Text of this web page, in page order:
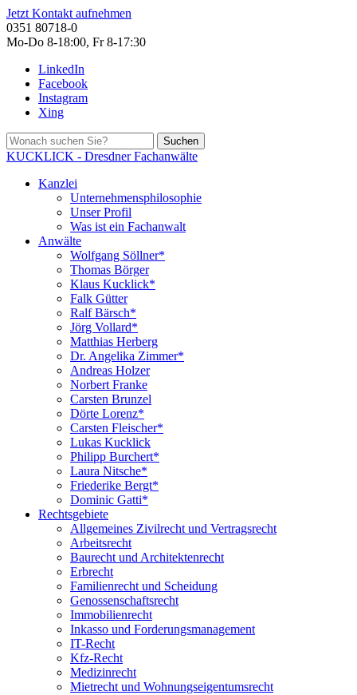
Jetzt Kontakt aufnehmen
0351 80718-0
Mo-Do 8-18:00, Fr 8-17:30
LinkedIn
Facebook
Instagram
Xing
Suchen
KUCKLICK - Dresdner Fachanwälte
Kanzlei
Unternehmensphilosophie
Unser Profil
Was ist ein Fachanwalt
Anwälte
Wolfgang Söllner*
Thomas Börger
Klaus Kucklick*
Falk Gütter
Ralf Bärsch*
Jörg Vollard*
Matthias Herberg
Dr. Angelika Zimmer*
Andreas Holzer
Norbert Franke
Carsten Brunzel
Dörte Lorenz*
Carsten Fleischer*
Lukas Kucklick
Philipp Burchert*
Laura Nitsche*
Friederike Bergt*
Dominic Gatti*
Rechtsgebiete
Allgemeines Zivilrecht und Vertragsrecht
Arbeitsrecht
Baurecht und Architektenrecht
Erbrecht
Familienrecht und Scheidung
Genossenschaftsrecht
Immobilienrecht
Inkasso und Forderungsmanagement
IT-Recht
Kfz-Recht
Medizinrecht
Mietrecht und Wohnungseigentumsrecht